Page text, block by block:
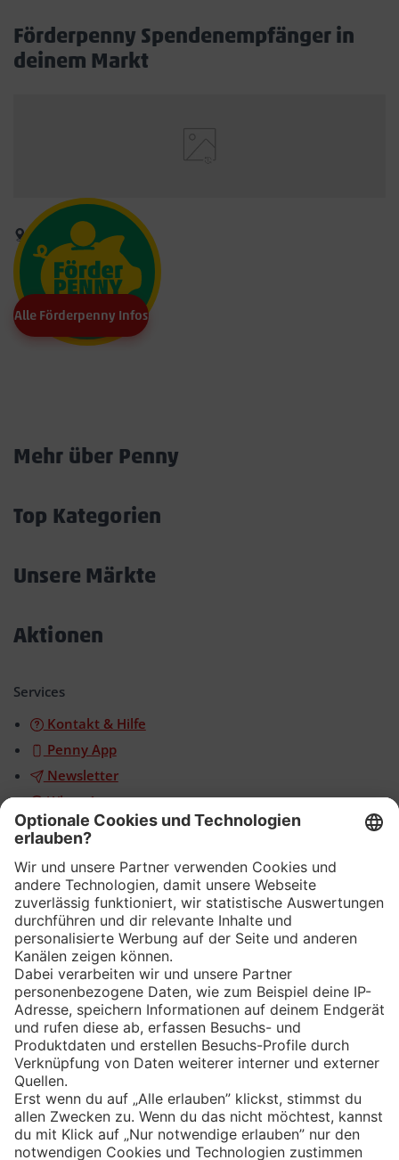
Förderpenny Spendenempfänger in
deinem Markt
Alle Förderpenny Infos
Mehr über Penny
Top Kategorien
Unsere Märkte
Aktionen
Services
Kontakt & Hilfe
Penny App
Newsletter
WhatsApp
App
Eishockey